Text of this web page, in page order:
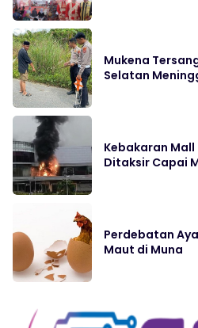
Mukena
Selatan
Kebakaran Mall
Ditaksir Capai
Perdebatan
Maut di Muna